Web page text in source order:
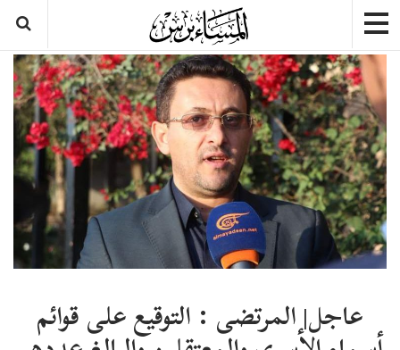
عاجل| المرتضى : التوقيع على قوائم